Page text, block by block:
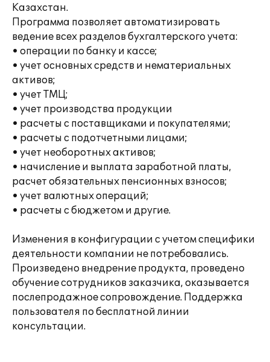
Казахстан.
Программа позволяет автоматизировать
ведение всех разделов бухгалтерского учета:
• операции по банку и кассе;
• учет основных средств и нематериальных
активов;
• учет ТМЦ;
• учет производства продукции
• расчеты с поставщиками и покупателями;
• расчеты с подотчетными лицами;
• учет необоротных активов;
• начисление и выплата заработной платы,
расчет обязательных пенсионных взносов;
• учет валютных операций;
• расчеты с бюджетом и другие.
Изменения в конфигурации с учетом специфики
деятельности компании не потребовались.
Произведено внедрение продукта, проведено
обучение сотрудников заказчика, оказывается
послепродажное сопровождение. Поддержка
пользователя по бесплатной линии
консультации.